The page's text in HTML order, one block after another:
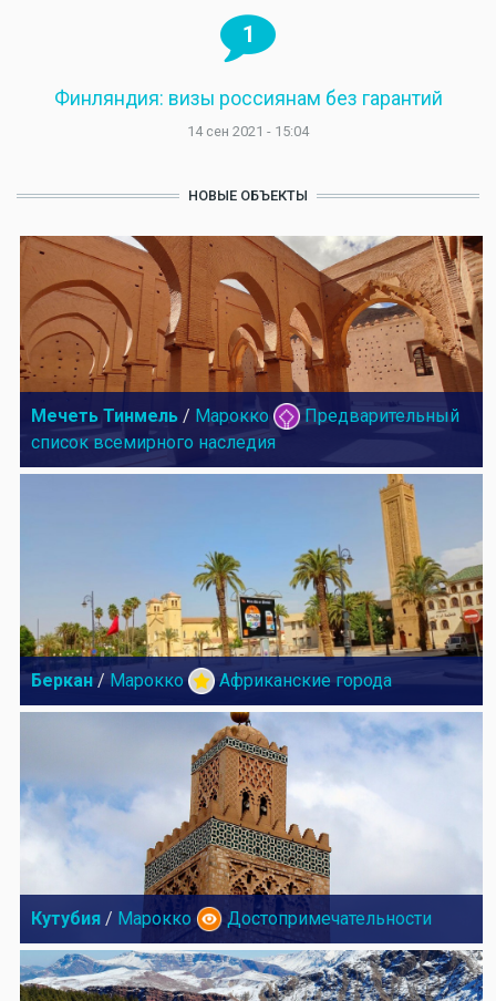
1
Финляндия: визы россиянам без гарантий
14 сен 2021 - 15:04
НОВЫЕ ОБЪЕКТЫ
Мечеть Тинмель / Марокко
Предварительный
список всемирного наследия
Беркан / Марокко Африканские города
Кутубия / Марокко Достопримечательности